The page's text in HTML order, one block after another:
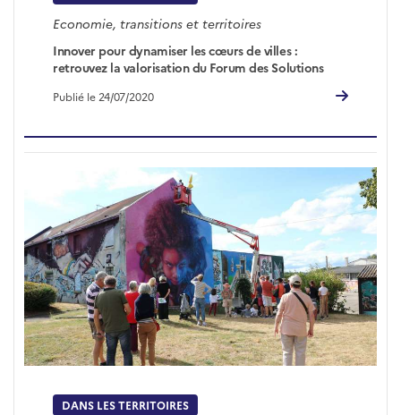
Economie, transitions et territoires
Innover pour dynamiser les cœurs de villes :
retrouvez la valorisation du Forum des Solutions
Publié le 24/07/2020
DANS LES TERRITOIRES